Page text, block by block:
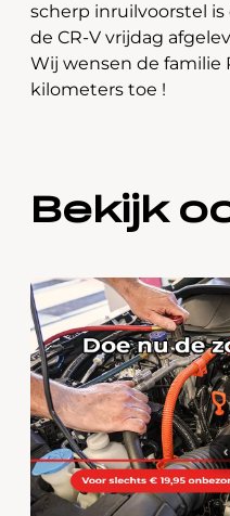
scherp inruilvoorstel
de CR-V vrijdag
Wij wensen de familie
kilometers toe !
Bekijk
‹